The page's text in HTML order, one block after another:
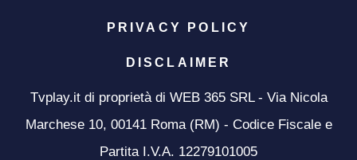
PRIVACY POLICY
DISCLAIMER
Tvplay.it di proprietà di WEB 365 SRL - Via Nicola
Marchese 10, 00141 Roma (RM) - Codice Fiscale e
Partita I.V.A. 12279101005